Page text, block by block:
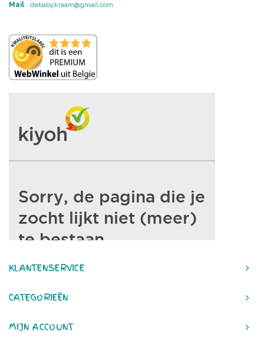
Mail
debabykraam@gmail.com
KLANTENSERVICE
CATEGORIEËN
MIJN ACCOUNT